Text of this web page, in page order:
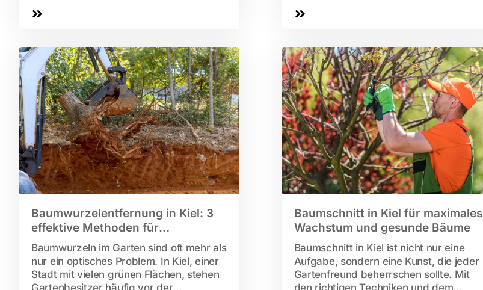
Baumwurzelentfernung in Kiel: 3
effektive Methoden für
Gartenbesitzer
Baumwurzeln im Garten sind oft mehr als
nur ein optisches Problem. In Kiel, einer
Stadt mit vielen grünen Flächen, stehen
Gartenbesitzer häufig vor der
Baumschnitt in Kiel für maximales
Wachstum und gesunde Bäume
Baumschnitt in Kiel ist nicht nur eine
Aufgabe, sondern eine Kunst, die jeder
Gartenfreund beherrschen sollte. Mit
den richtigen Techniken und dem